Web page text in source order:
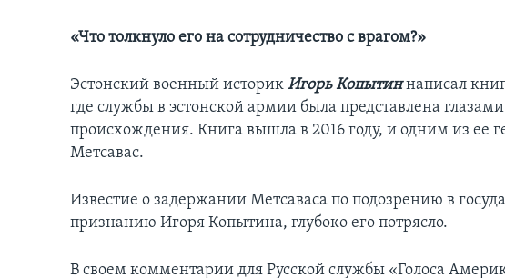
«Что толкнуло его на сотрудничество с врагом?»
Эстонский военный историкИгорь Копытиннаписал
где службы в эстонской армии была представлена
происхождения. Книга вышла в 2016 году, и одним из ее
Метсавас.
Известие о задержании Метсаваса по подозрению в
признанию Игоря Копытина, глубоко его потрясло.
В своем комментарии для Русской службы «Голоса